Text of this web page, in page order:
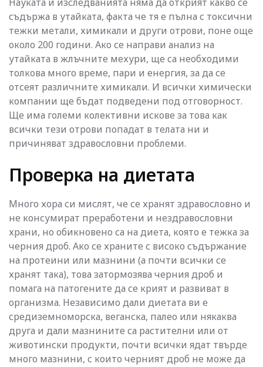
съдържа в утайката, факта че тя е пълна с токсични
тежки метали, химикали и други отрови, поне още
около 200 години. Ако се направи анализ на
утайката в жлъчните мехури, ще са необходими
толкова много време, пари и енергия, за да се
отсеят различните химикали. И всички химически
компании ще бъдат подведени под отговорност.
Ще има големи колективни искове за това как
всички тези отрови попадат в телата ни и
причиняват здравословни проблеми.
Проверка на диетата
Много хора си мислят, че се хранят здравословно и
не консумират преработени и нездравословни
храни, но обикновено са на диета, която е тежка за
черния дроб. Ако се храните с високо съдържание
на протеини или мазнини (а почти всички се
хранят така), това затормозява черния дроб и
помага на патогените да се крият и развиват в
организма. Независимо дали диетата ви е
средиземноморска, веганска, палео или някаква
друга и дали мазнините са растителни или от
животински продукти, почти всички ядат твърде
много мазнини, с които черният дроб не може да